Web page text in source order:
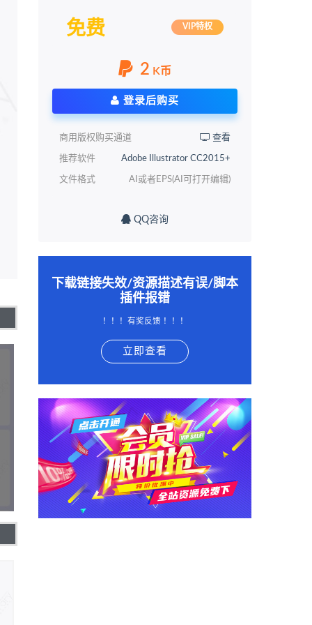
免费 VIP特权
2 K币
登录后购买
商用版权购买通道 查看
推荐软件 Adobe Illustrator CC2015+
文件格式 AI或者EPS(AI可打开编辑)
QQ咨询
下载链接失效/资源描述有误/脚本
插件报错
！！！有奖反馈 ！！！
立即查看